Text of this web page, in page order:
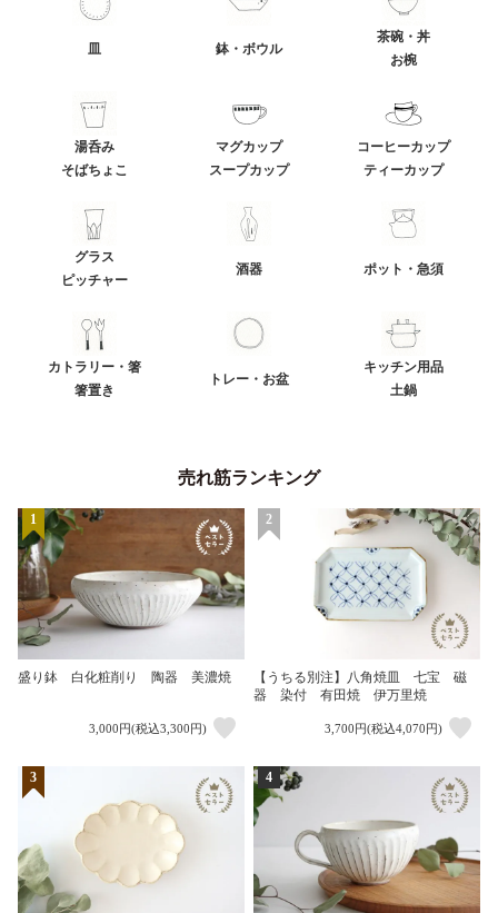
皿 鉢・ボウル
茶碗・丼
お椀
湯呑み
そばちょこ
マグカップ
スープカップ
コーヒーカップ
ティーカップ
グラス
ピッチャー
酒器 ポット・急須
カトラリー・箸
箸置き
トレー・お盆
キッチン用品
土鍋
売れ筋ランキング
1
盛り鉢 白化粧削り 陶器 美濃焼
3,000円(税込3,300円)
2
【うちる別注】八角焼皿 七宝 磁
器 染付 有田焼 伊万里焼
3,700円(税込4,070円)
3 4